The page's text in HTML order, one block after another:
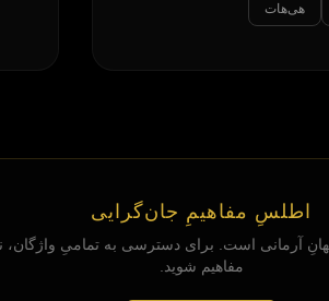
هی‌هات
اطلسِ مفاهیمِ جان‌گرایی
آرمانی است. برای دسترسی به تمامیِ واژگان،
مفاهیم شوید.